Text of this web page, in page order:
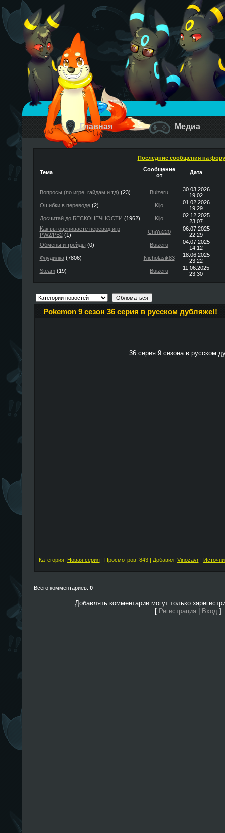
Главная Медиа
Последние сообщения на
Тема
Сообщение
от
Дата
Вопросы (по игре, гайдам и тд) (23) Buizeru
30.03.2026
19:02
Ошибки в переводе(2) Kijo
01.02.2026
19:29
Досчитай до БЕСКОНЕЧНОСТИ (1962) Kijo
02.12.2025
23:07
Как вы оцениваете перевод игр
PW2/PB2(1) ChiYu220
06.07.2025
22:29
Обмены и трейды (0) Buizeru
04.07.2025
14:12
Флудилка(7806) Nicholasik83
18.06.2025
23:22
Steam(19) Buizeru
11.06.2025
23:30
Pokemon 9 сезон 36 серия в русском дубляже!!
36 серия 9 сезона в русском
Категория: Новая серия| Просмотров: 843 | Добавил: Vinozavr|
Всего комментариев: 0
Добавлять комментарии могут только
[ Регистрация Вход]